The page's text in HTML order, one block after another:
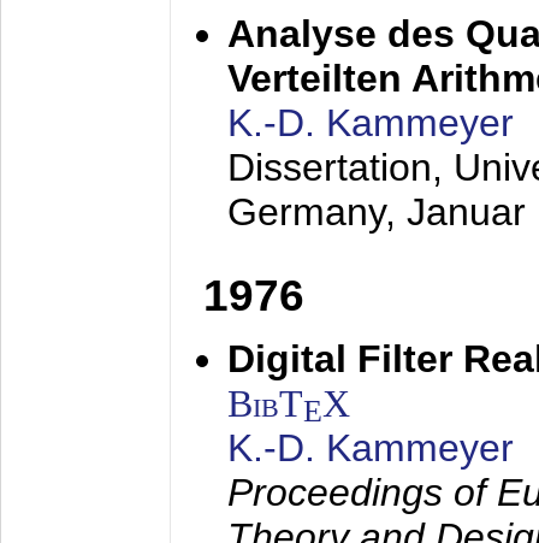
Analyse des
Verteilten
K.-D. Kammeyer
Dissertation,
Germany, Januar
1976
Digital Filter
BibTEX
K.-D. Kammeyer
Proceedings of